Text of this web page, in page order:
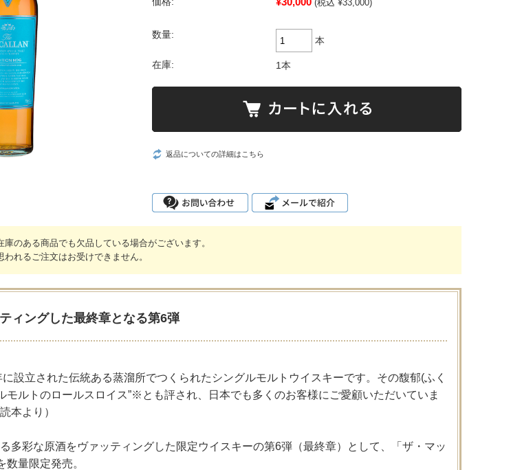
(税込 ¥33,000)
数量:
本
在庫: 1本
返品についての詳細はこちら
のある商品でも欠品している場合がございます。
れるご注文はお受けできません。
ィングした最終章となる第6弾
に設立された伝統ある蒸溜所でつくられたシングルモルトウイスキーです。その馥郁(ふく
モルトのロールスロイス”※とも評され、日本でも多くのお客様にご愛顧いただいていま
本より）
多彩な原酒をヴァッティングした限定ウイスキーの第6弾（最終章）として、「ザ・マッ
数量限定発売。